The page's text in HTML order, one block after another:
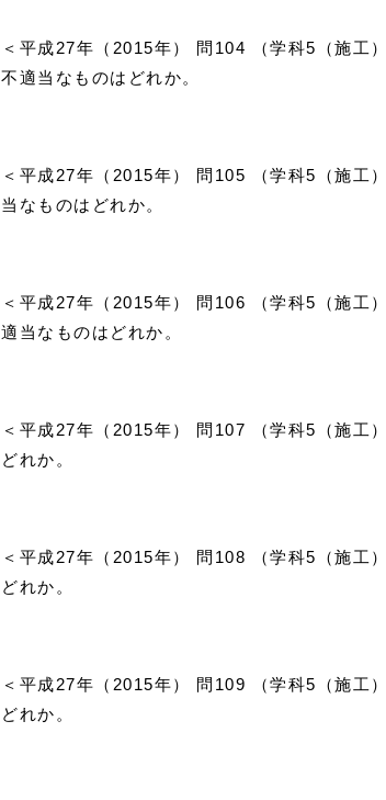
＜平成27年（2015年） 問104 （学科5（施工
不適当なものはどれか。
＜平成27年（2015年） 問105 （学科5（施工
当なものはどれか。
＜平成27年（2015年） 問106 （学科5（施工
適当なものはどれか。
＜平成27年（2015年） 問107 （学科5（施工
どれか。
＜平成27年（2015年） 問108 （学科5（施工
どれか。
＜平成27年（2015年） 問109 （学科5（施工
どれか。